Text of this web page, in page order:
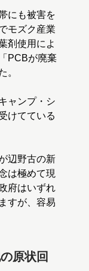
にも被害を
モズク産業
剤使用によ
PCBが廃棄
。
ャンプ・シ
けてている
辺野古の新
は極めて現
府はいずれ
すが、容易
原状回